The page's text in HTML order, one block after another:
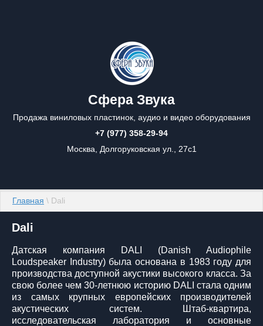
Сфера Звука
Продажа виниловых пластинок, аудио и видео оборудования
+7 (977) 358-29-94
Москва, Долгоруковская ул., 27с1
Главная \ Dali
Dali
Датская компания DALI (Danish Audiophile
Loudspeaker Industry) была основана в 1983 году для
производства доступной акустики высокого класса. За
свою более чем 30-летнюю историю DALI стала одним
из самых крупных европейских производителей
акустических систем. Штаб-квартира,
исследовательская лаборатория и основные